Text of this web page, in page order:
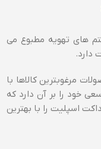
های تهویه مطبوع می
دارد.
مرغوبترین کالاها با
خود را بر آن دارد که
اسپلیت را با بهترین